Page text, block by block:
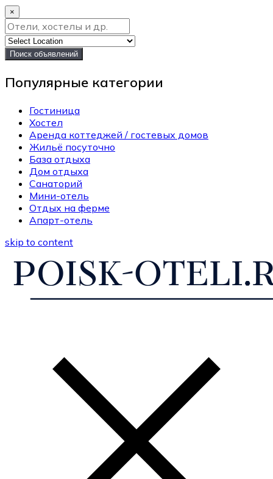
×
Поиск объявлений
Популярные категории
Гостиница
Хостел
Аренда коттеджей / гостевых домов
Жильё посуточно
База отдыха
Дом отдыха
Санаторий
Мини-отель
Отдых на ферме
Апарт-отель
skip to content